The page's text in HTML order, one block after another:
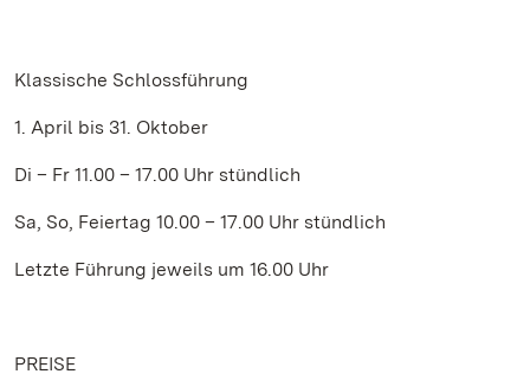
Klassische Schlossführung
1. April bis 31. Oktober
Di – Fr 11.00 – 17.00 Uhr stündlich
Sa, So, Feiertag 10.00 – 17.00 Uhr stündlich
Letzte Führung jeweils um 16.00 Uhr
PREISE